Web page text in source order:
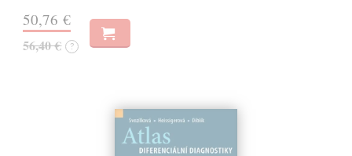
50,76 €
56,40 € ?